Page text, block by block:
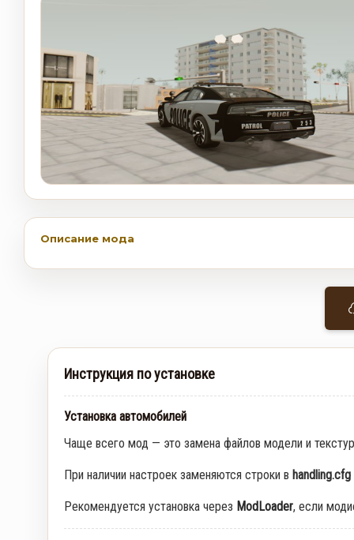
Описание мода
Инструкция по установке
Установка автомобилей
Чаще всего мод — это замена файлов модели и
При наличии настроек заменяются строки в handling.cfg
Рекомендуется установка через ModLoader, если